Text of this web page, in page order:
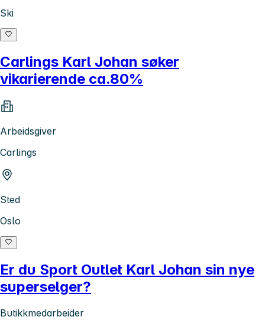
Ski
Carlings Karl Johan søker
vikarierende ca.80%
Arbeidsgiver
Carlings
Sted
Oslo
Er du Sport Outlet Karl Johan sin nye
superselger?
Butikkmedarbeider